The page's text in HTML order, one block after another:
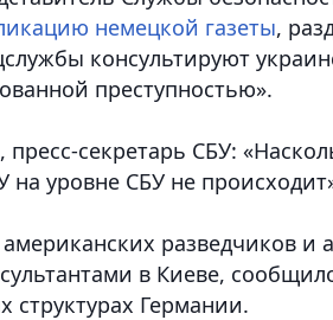
немецкой газеты,
консультируют
преступностью».
секретарь СБУ:
на уровне СБУ не
разведчиков и
в Киеве,
структурах Германии.